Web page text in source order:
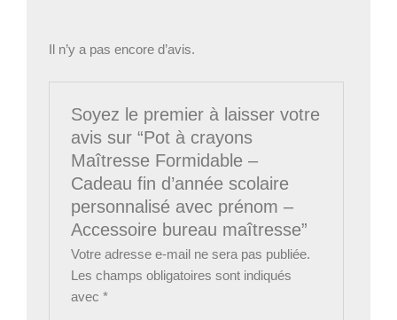
Il n’y a pas encore d’avis.
Soyez le premier à laisser votre
avis sur “Pot à crayons
Maîtresse Formidable –
Cadeau fin d’année scolaire
personnalisé avec prénom –
Accessoire bureau maîtresse”
Votre adresse e-mail ne sera pas publiée.
Les champs obligatoires sont indiqués
avec*